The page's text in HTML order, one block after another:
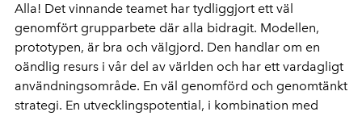
Alla! Det vinnande teamet har tydliggjort ett väl
genomfört grupparbete där alla bidragit. Modellen,
prototypen, är bra och välgjord. Den handlar om en
oändlig resurs i vår del av världen och har ett vardagligt
användningsområde. En väl genomförd och genomtänkt
strategi. En utvecklingspotential, i kombination med